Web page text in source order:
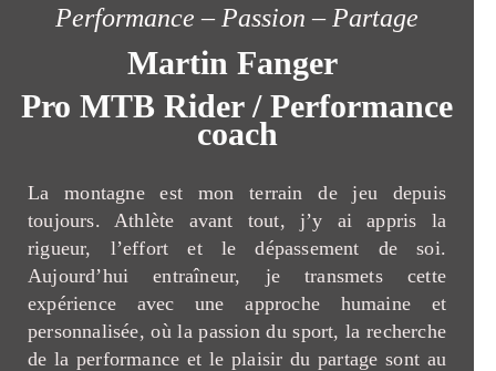
Performance – Passion – Partage
Martin Fanger
Pro MTB Rider / Performance
coach
La montagne est mon terrain de jeu depuis
toujours. Athlète avant tout, j’y ai appris la
rigueur, l’effort et le dépassement de soi.
Aujourd’hui entraîneur, je transmets cette
expérience avec une approche humaine et
personnalisée, où la passion du sport, la recherche
de la performance et le plaisir du partage sont au